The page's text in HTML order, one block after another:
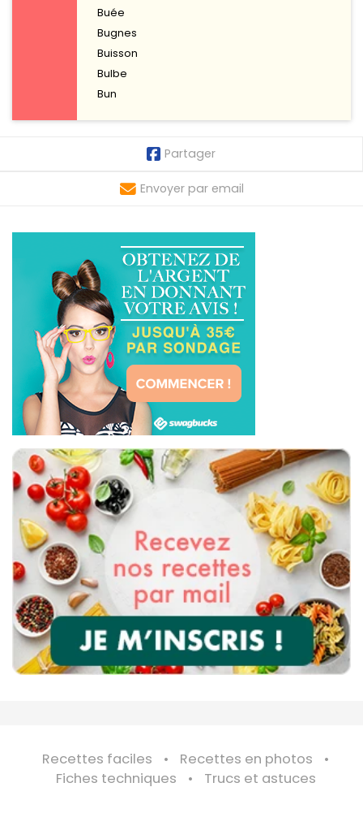
Buée
Bugnes
Buisson
Bulbe
Bun
Partager
Envoyer par email
Recettes faciles
Recettes en photos
Fiches techniques
Trucs et astuces